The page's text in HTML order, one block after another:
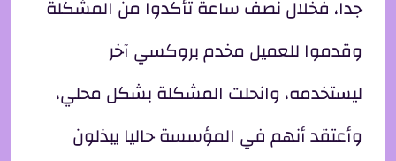
جدا، فخلال نصف ساعة تأكدوا من المشكلة
وقدموا للعميل مخدم بروكسي آخر
ليستخدمه، وانحلت المشكلة بشكل محلي،
وأعتقد أنهم في المؤسسة حاليا يبذلون